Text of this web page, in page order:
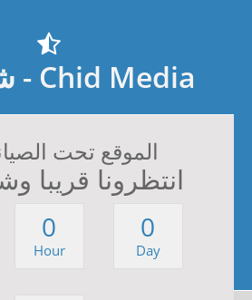
Chid Media - شيد ميديا
الموقع تحت
انتظرونا قريبا
0
Day
0
Hour